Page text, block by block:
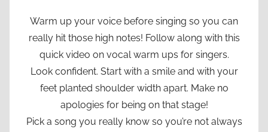
Warm up your voice before singing so you can
really hit those high notes! Follow along with this
quick video on vocal warm ups for singers.
Look confident. Start with a smile and with your
feet planted shoulder width apart. Make no
apologies for being on that stage!
Pick a song you really know so you’re not always